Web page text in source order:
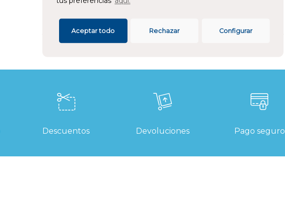
Configurar
Rechazar
Aceptar todo
ESPECIFICACIONES
Descuentos Devoluciones Pago seguro